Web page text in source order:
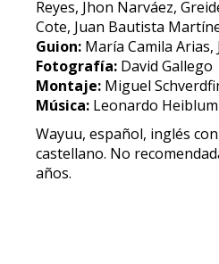
Reyes, Jhon Narváez,
Cote, Juan Bautista
Guion: María Camila
Fotografía: David Gallego
Montaje: Miguel
Música: Leonardo Heiblum
Wayuu, español, inglés
castellano. No
años.